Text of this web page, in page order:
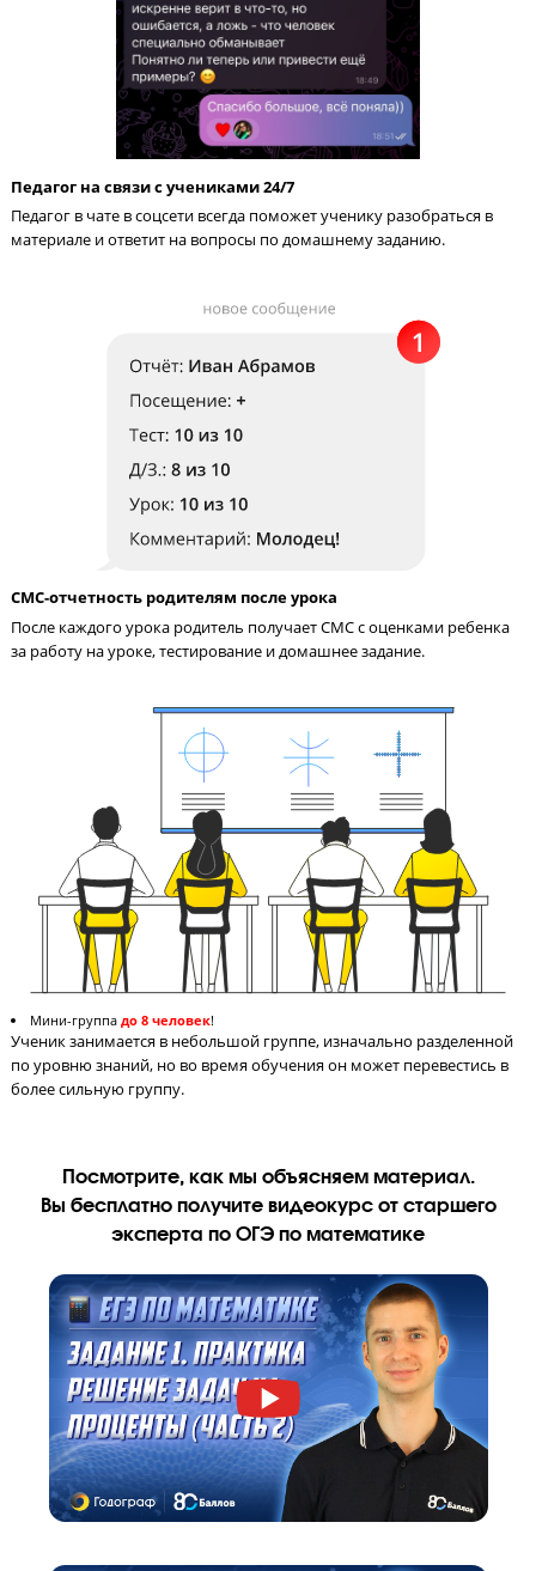
Педагог в чате в соцсети всегда поможет ученику
материале и ответит на вопросы по домашнему заданию.
СМС-отчетность родителям после урока
После каждого урока родитель получает СМС с оценками
за работу на уроке, тестирование и домашнее задание.
Мини-группадо 8 человек!
Ученик занимается в небольшой группе, изначально